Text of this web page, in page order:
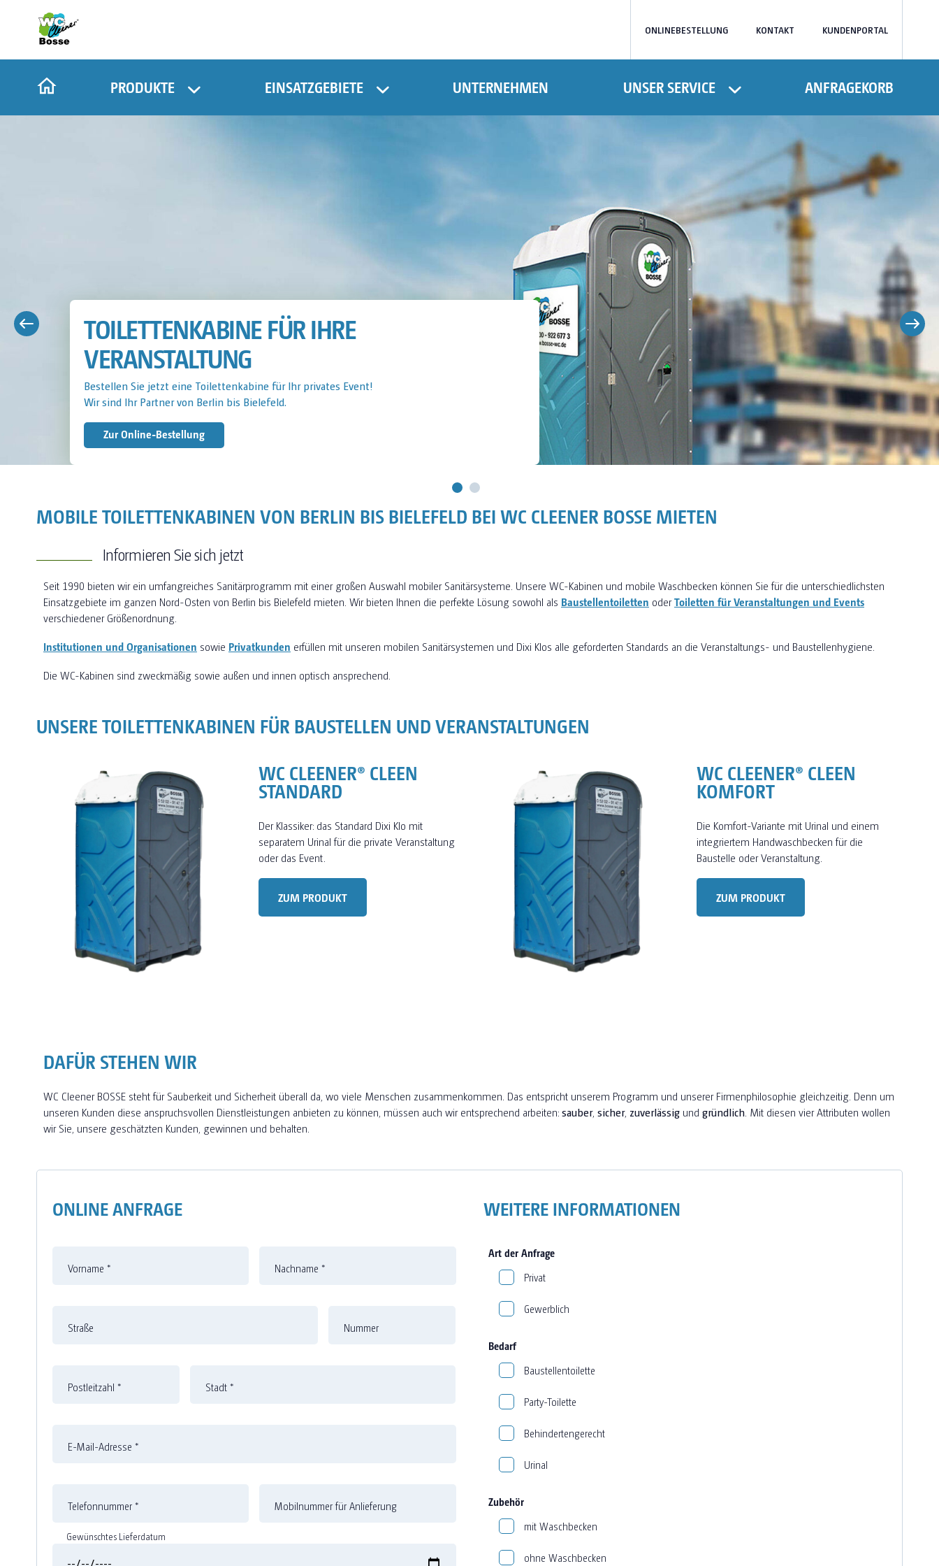
ONLINEBESTELLUNG KONTAKT KUNDENPORTAL
PRODUKTE EINSATZGEBIETE UNTERNEHMEN UNSER SERVICE ANFRAGEKORB
TOILETTENKABINE FÜR IHRE BAUSTELLE
Bestellen Sie jetzt eine Toilettenkabine für Ihre Baustelle!
Wir sind Ihr Partner von Berlin bis Bielefeld.
Jetzt Anfragen
MOBILE TOILETTENKABINEN VON BERLIN BIS BIELEFELD BEI WC CLEENER BOSSE MIETEN
Informieren Sie sich jetzt
Seit 1990 bieten wir ein umfangreiches Sanitärprogramm mit einer großen Auswahl mobiler Sanitärsysteme. Unsere WC-Kabinen und mobile Waschbecken können Sie für die unterschiedlichsten
Einsatzgebiete im ganzen Nord-Osten von Berlin bis Bielefeld mieten. Wir bieten Ihnen die perfekte Lösung sowohl als Baustellentoiletten oderToiletten für Veranstaltungen und Events
verschiedener Größenordnung.
Institutionen und Organisationen sowie Privatkunden erfüllen mit unseren mobilen Sanitärsystemen und Dixi Klos alle geforderten Standards an die Veranstaltungs- und Baustellenhygiene.
Die WC-Kabinen sind zweckmäßig sowie außen und innen optisch ansprechend.
UNSERE TOILETTENKABINEN FÜR BAUSTELLEN UND VERANSTALTUNGEN
WC CLEENER® CLEEN
STANDARD
Der Klassiker: das Standard Dixi Klo mit
separatem Urinal für die private Veranstaltung
oder das Event.
ZUM PRODUKT
WC CLEENER® CLEEN
KOMFORT
Die Komfort-Variante mit Urinal und einem
integriertem Handwaschbecken für die
Baustelle oder Veranstaltung.
ZUM PRODUKT
DAFÜR STEHEN WIR
WC Cleener BOSSE steht für Sauberkeit und Sicherheit überall da, wo viele Menschen zusammenkommen. Das entspricht unserem Programm und unserer Firmenphilosophie gleichzeitig. Denn um
unseren Kunden diese anspruchsvollen Dienstleistungen anbieten zu können, müssen auch wir entsprechend arbeiten:sauber, sicher, zuverlässig und gründlich . Mit diesen vier Attributen wollen
wir Sie, unsere geschätzten Kunden, gewinnen und behalten.
ONLINE ANFRAGE
Vorname * Nachname *
Straße Nummer
Postleitzahl * Stadt *
E-Mail-Adresse *
Telefonnummer * Mobilnummer für Anlieferung
Gewünschtes Lieferdatum
WEITERE INFORMATIONEN
Art der Anfrage
Privat
Gewerblich
Bedarf
Baustellentoilette
Party-Toilette
Behindertengerecht
Urinal
Zubehör
mit Waschbecken
ohne Waschbecken